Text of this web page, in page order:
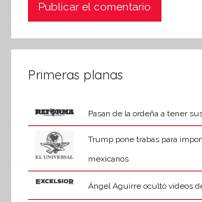
Primeras planas
Pasan de la ordeña a tener
Trump pone trabas para
mexicanos
Ángel Aguirre ocultó videos